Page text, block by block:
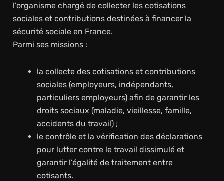
l’organisme chargé de collecter les cotisations
sociales et contributions destinées à financer la
sécurité sociale en France.
Parmi ses missions :
la collecte des cotisations et contributions
sociales (employeurs, indépendants,
particuliers employeurs) afin de garantir les
droits sociaux (maladie, vieillesse, famille,
accidents du travail) ;
le contrôle et la vérification des déclarations
pour lutter contre le travail dissimulé et
garantir l’égalité de traitement entre
cotisants.